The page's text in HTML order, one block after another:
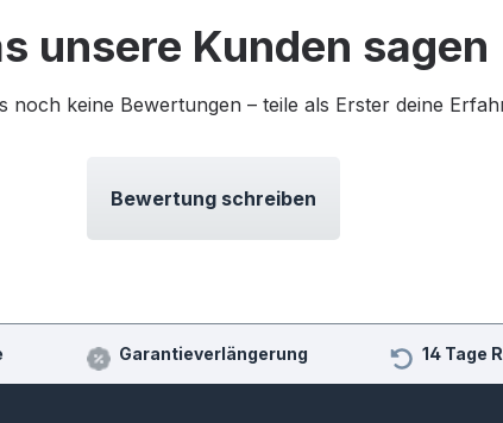
unsere Kunden sagen
noch keine Bewertungen – teile als Erster deine
Bewertung schreiben
Garantieverlängerung 14 Tage